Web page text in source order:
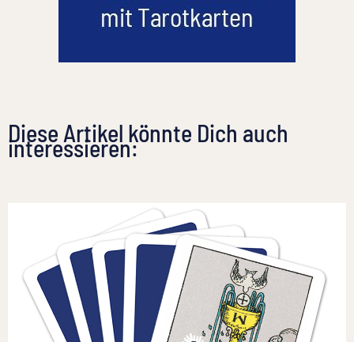
Diese Artikel könnte Dich auch
interessieren: